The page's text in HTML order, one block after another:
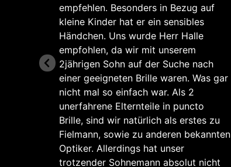
empfehlen. Besonders in Bezug auf
kleine Kinder hat er ein sensibles
Händchen. Uns wurde Herr Halle
empfohlen, da wir mit unserem
2jährigen Sohn auf der Suche nach
einer geeigneten Brille waren. Was gar
nicht mal so einfach war. Als 2
unerfahrene Elternteile in puncto
Brille, sind wir natürlich als erstes zu
Fielmann, sowie zu anderen bekannten
Optiker. Allerdings hat unser
trotzender Sohnemann absolut nicht